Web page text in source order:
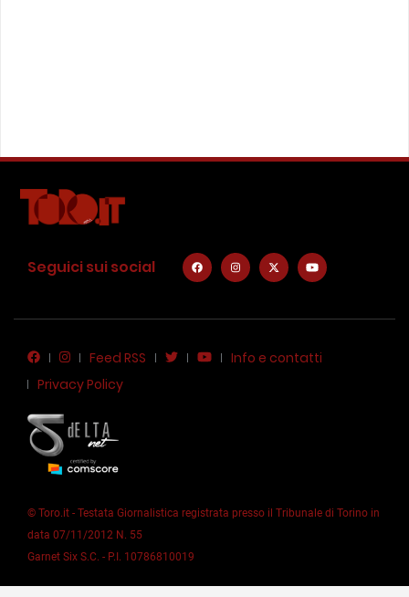
Seguici sui social
Feed RSS
Info e contatti
Privacy Policy
© Toro.it - Testata Giornalistica registrata presso il Tribunale di Torino in
data 07/11/2012 N. 55
Garnet Six S.C. - P.I. 10786810019